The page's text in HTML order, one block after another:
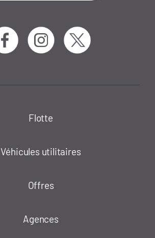
Flotte
Véhicules utilitaires
Offres
Agences